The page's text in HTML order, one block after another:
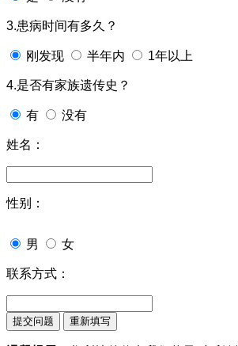
3.患病时间有多久？
刚发现 半年内 1年以上
4.是否有家族遗传史？
有 没有
姓名：
性别：
男 女
联系方式：